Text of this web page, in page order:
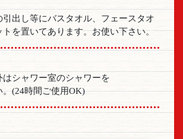
出し等にバスタオル、フェースタオ
トを置いてあります。お使い下さい。
はシャワー室のシャワーを
。(24時間ご使用OK)